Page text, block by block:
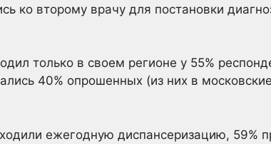
ко второму врачу для постановки
только в своем регионе у 55%
40% опрошенных (из них в
ежегодную диспансеризацию, 59%